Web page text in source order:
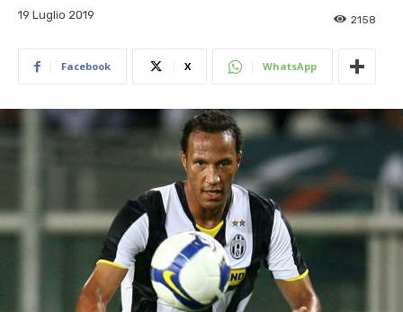
19 Luglio 2019 2158
Facebook X WhatsApp